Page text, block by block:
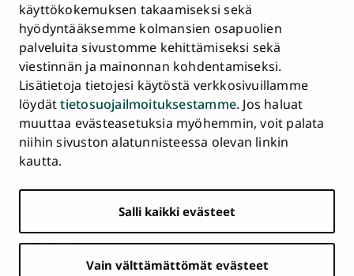
käyttökokemuksen takaamiseksi sekä
hyödyntääksemme kolmansien osapuolien
palveluita sivustomme kehittämiseksi sekä
viestinnän ja mainonnan kohdentamiseksi.
Lisätietoja tietojesi käytöstä verkkosivuillamme
löydättietosuojailmoituksestamme. Jos haluat
muuttaa evästeasetuksia myöhemmin, voit palata
niihin sivuston alatunnisteessa olevan linkin
kautta.
Salli kaikki evästeet
Vain välttämättömät evästeet
Väärinkäytösepäilyt
Saavutettavuusseloste
Palaute
Intranet ja sähköiset työkalut
Evästeasetukset
Päävalikko
alatunnisteessa
ETUSIVU
YHTEISTYÖ
Turun
yliopisto
Facebookissa
Turun
yliopisto
Instagramissa
TurunTurunTurunTurun